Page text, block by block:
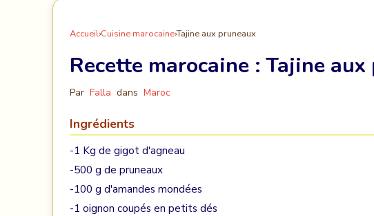
Accueil›Cuisine marocaine›Tajine aux pruneaux
Recette marocaine : Tajine aux
Par Falla dans Maroc
Ingrédients
-1 Kg de gigot d'agneau
-500 g de pruneaux
-100 g d'amandes mondées
-1 oignon coupés en petits dés